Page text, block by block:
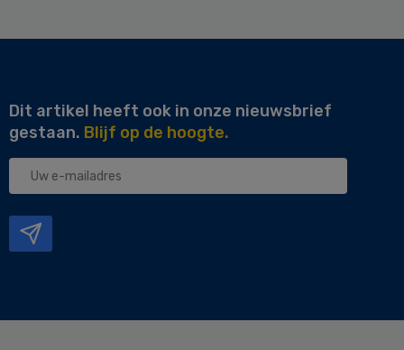
Dit artikel heeft ook in onze nieuwsbrief
gestaan. Blijf op de hoogte.
Uw